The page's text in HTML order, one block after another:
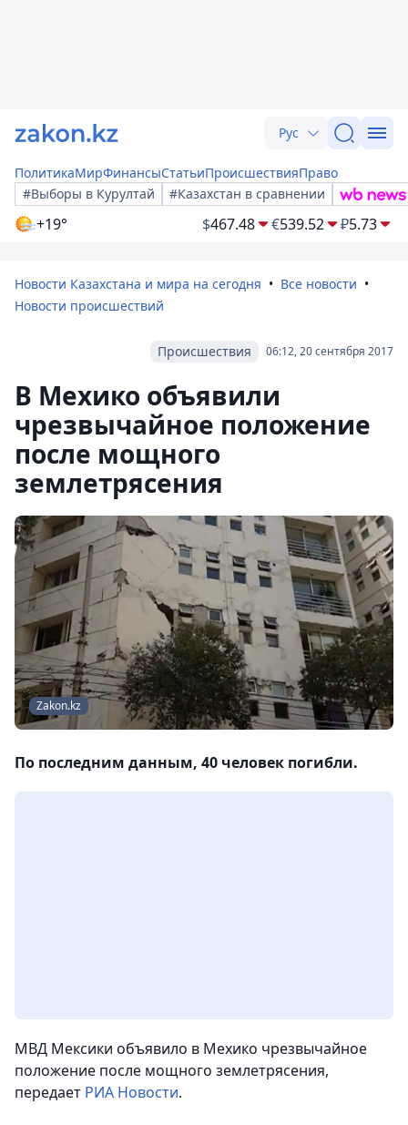
Рус
ПолитикаМирФинансыСтатьиПроисшествияПраво
#Выборы в Курултай
#Казахстан в сравнении
+19° $467.48 €539.52 ₽5.73
Новости Казахстана и мира на сегодня
Все новости
Новости происшествий
06:12, 20 сентября 2017
Происшествия
В Мехико объявили
чрезвычайное положение
после мощного
землетрясения
Zakon.kz
По последним данным, 40 человек погибли.
МВД Мексики объявило в Мехико чрезвычайное
положение после мощного землетрясения,
передает РИА Новости.